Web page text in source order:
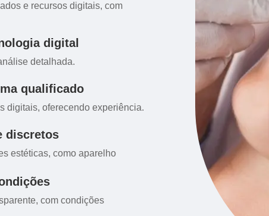
e recursos digitais, com
digital
detalhada.
qualificado
digitais, oferecendo experiência.
discretos
estéticas, como aparelho
com condições